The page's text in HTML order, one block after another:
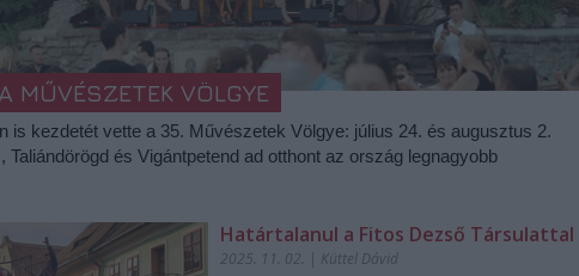
MŰVÉSZETEK VÖLGYE
is kezdetét vette a 35. Művészetek Völgye: július 24. és augusztus 2.
Taliándörögd és Vigántpetend ad otthont az ország legnagyobb
Határtalanul a Fitos Dezső Társulattal
2025. 11. 02. | Küttel Dávid